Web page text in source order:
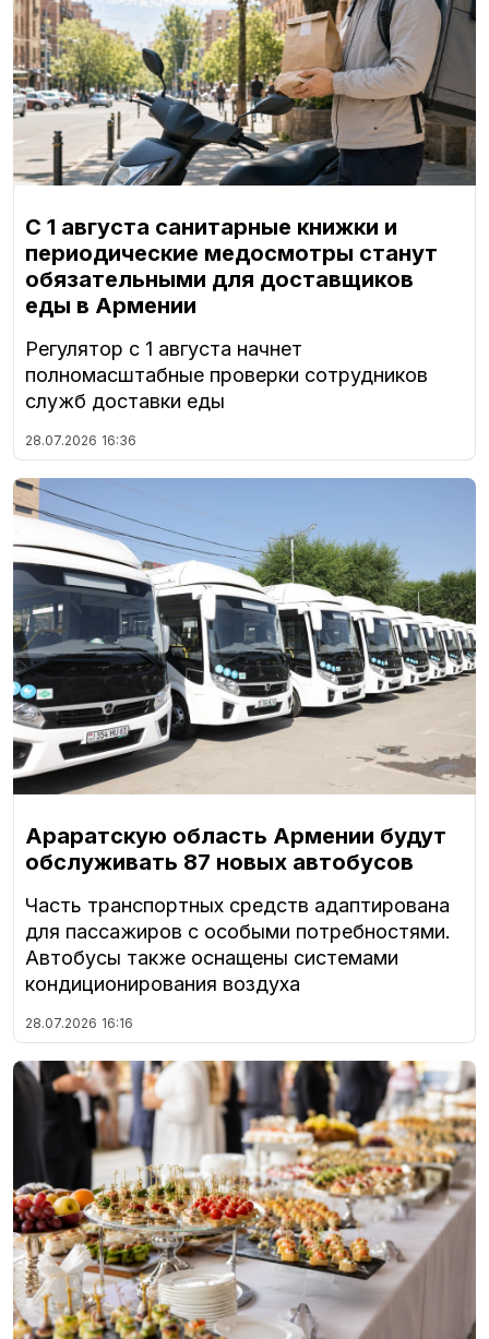
С 1 августа санитарные книжки и
периодические медосмотры станут
обязательными для доставщиков
еды в Армении
Регулятор с 1 августа начнет
полномасштабные проверки сотрудников
служб доставки еды
28.07.2026 16:36
Араратскую область Армении будут
обслуживать 87 новых автобусов
Часть транспортных средств адаптирована
для пассажиров с особыми потребностями.
Автобусы также оснащены системами
кондиционирования воздуха
28.07.2026 16:16